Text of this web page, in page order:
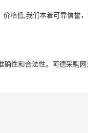
格低,我们本着可靠信誉
性和合法性。阿德采购网